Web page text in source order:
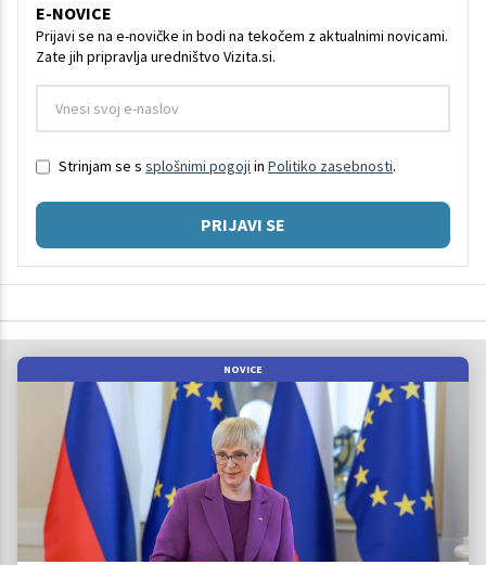
E-NOVICE
Prijavi se na e-novičke in bodi na tekočem z aktualnimi novicami.
Zate jih pripravlja uredništvo Vizita.si.
Strinjam se s splošnimi pogoji in Politiko zasebnosti.
PRIJAVI SE
NOVICE